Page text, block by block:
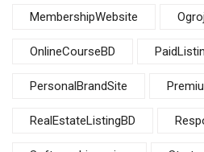
MembershipWebsite
OnlineCourseBD
PersonalBrandSite
RealEstateListingBD